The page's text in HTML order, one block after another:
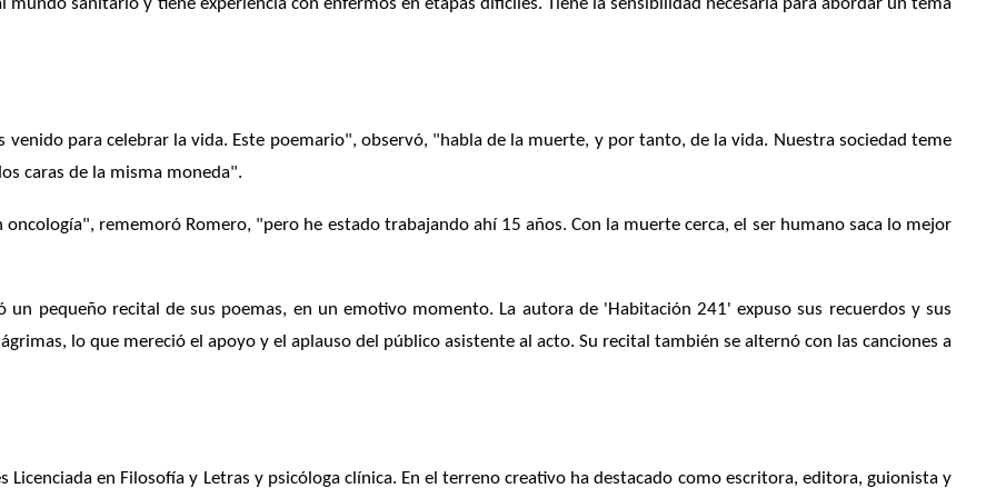
sanitario y tiene experiencia con enfermos en etapas difíciles. Tiene la sensibilidad necesaria para abordar un tema
para celebrar la vida. Este poemario", observó, "habla de la muerte, y por tanto, de la vida. Nuestra sociedad teme
caras de la misma moneda".
oncología", rememoró Romero, "pero he estado trabajando ahí 15 años. Con la muerte cerca, el ser humano saca lo mejor
un pequeño recital de sus poemas, en un emotivo momento. La autora de 'Habitación 241' expuso sus recuerdos y sus
lo que mereció el apoyo y el aplauso del público asistente al acto. Su recital también se alternó con las canciones a
Licenciada en Filosofía y Letras y psicóloga clínica. En el terreno creativo ha destacado como escritora, editora, guionista y